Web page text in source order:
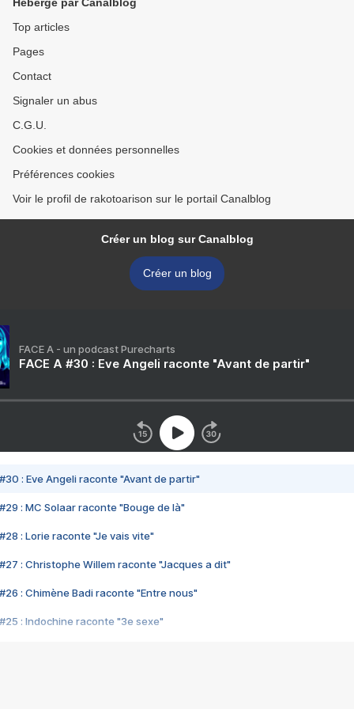
Top articles
Pages
Contact
Signaler un abus
C.G.U.
Cookies et données personnelles
Préférences cookies
Voir le profil de rakotoarison sur le portail Canalblog
Créer un blog sur Canalblog
Créer un blog
FACE A - un podcast Purecharts
FACE A #30 : Eve Angeli raconte "Avant de partir"
#30 : Eve Angeli raconte "Avant de partir"
#29 : MC Solaar raconte "Bouge de là"
#28 : Lorie raconte "Je vais vite"
#27 : Christophe Willem raconte "Jacques a dit"
#26 : Chimène Badi raconte "Entre nous"
#25 : Indochine raconte "3e sexe"